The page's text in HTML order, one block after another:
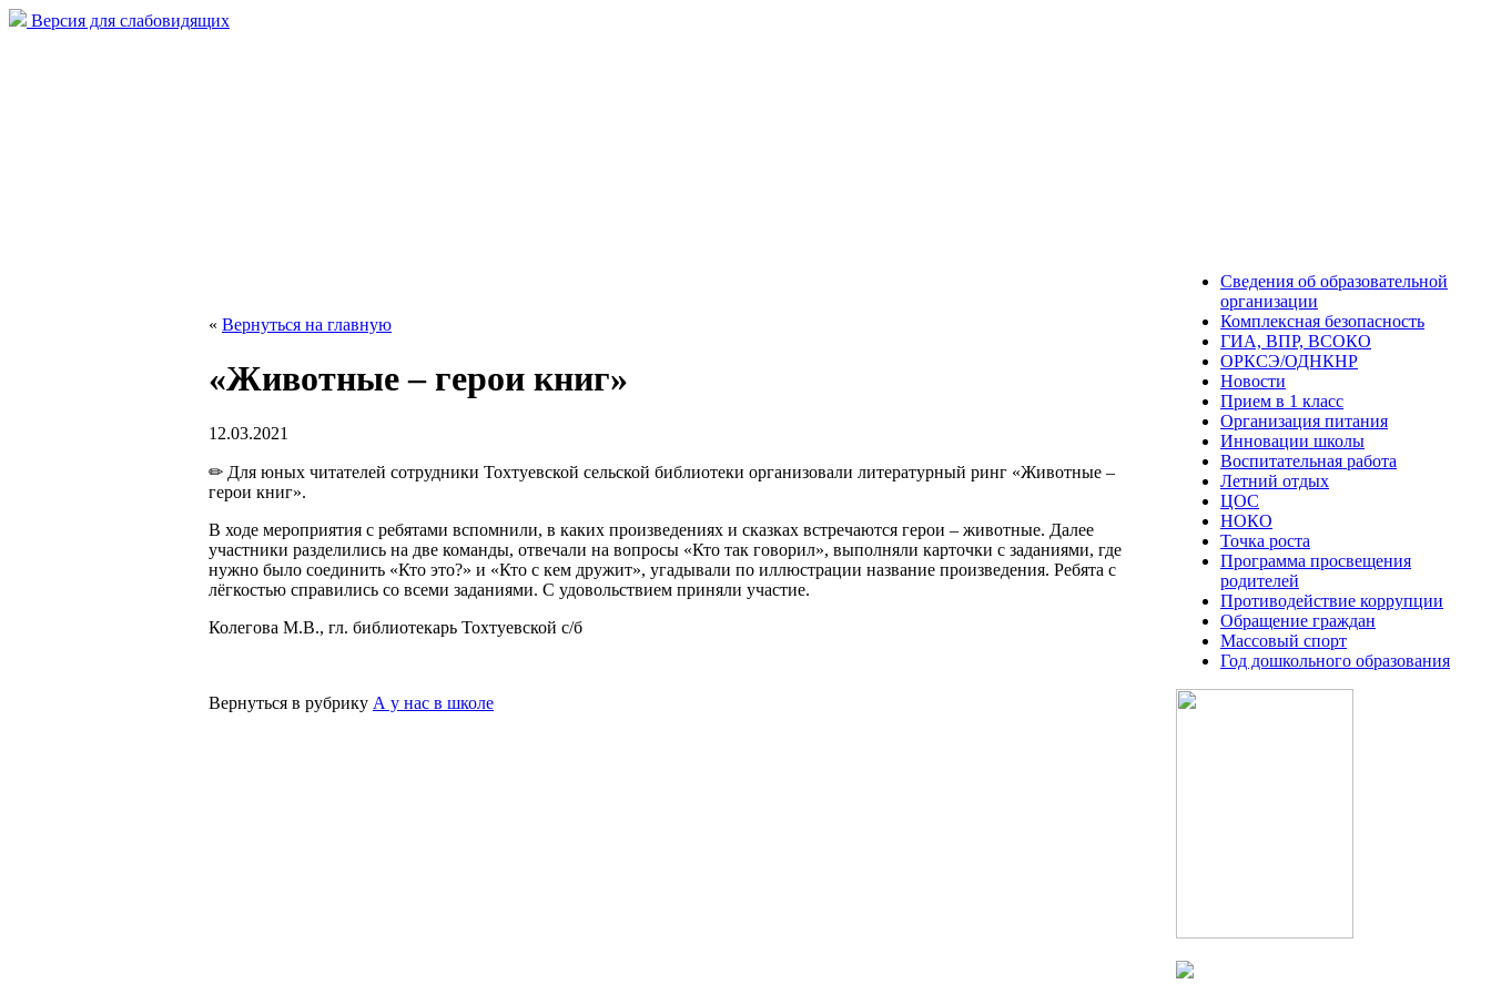
Версия для слабовидящих
« Вернуться на главную
«Животные – герои книг»
12.03.2021
✏ Для юных читателей сотрудники Тохтуевской сельской библиотеки организовали литературный ринг «Животные –
герои книг».
В ходе мероприятия с ребятами вспомнили, в каких произведениях и сказках встречаются герои – животные. Далее
участники разделились на две команды, отвечали на вопросы «Кто так говорил», выполняли карточки с заданиями, где
нужно было соединить «Кто это?» и «Кто с кем дружит», угадывали по иллюстрации название произведения. Ребята с
лёгкостью справились со всеми заданиями. С удовольствием приняли участие.
Колегова М.В., гл. библиотекарь Тохтуевской с/б
Вернуться в рубрику А у нас в школе
Сведения об образовательной
организации
Комплексная безопасность
ГИА, ВПР, ВСОКО
ОРКСЭ/ОДНКНР
Новости
Прием в 1 класс
Организация питания
Инновации школы
Воспитательная работа
Летний отдых
ЦОС
НОКО
Точка роста
Программа просвещения
родителей
Противодействие коррупции
Обращение граждан
Массовый спорт
Год дошкольного образования